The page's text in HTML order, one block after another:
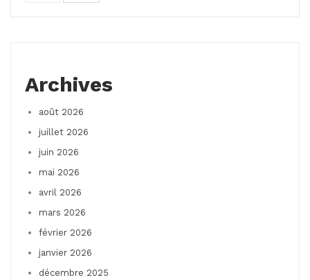
Archives
août 2026
juillet 2026
juin 2026
mai 2026
avril 2026
mars 2026
février 2026
janvier 2026
décembre 2025